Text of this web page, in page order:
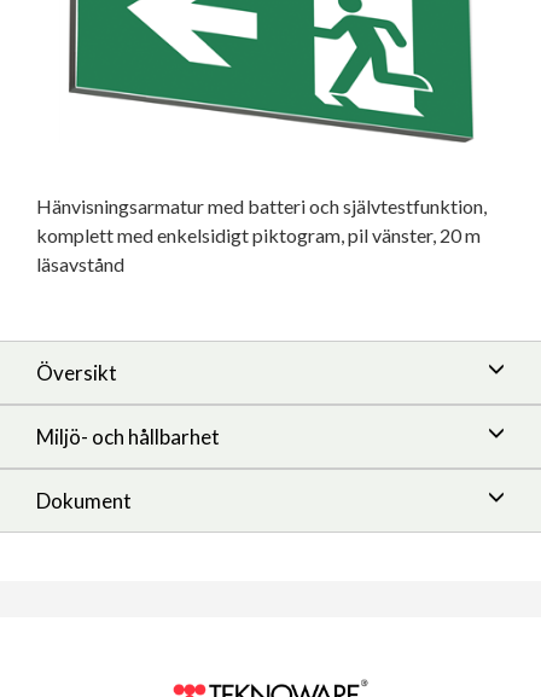
Hänvisningsarmatur med batteri och självtestfunktion,
komplett med enkelsidigt piktogram, pil vänster, 20 m
läsavstånd
Översikt
Miljö- och hållbarhet
Dokument